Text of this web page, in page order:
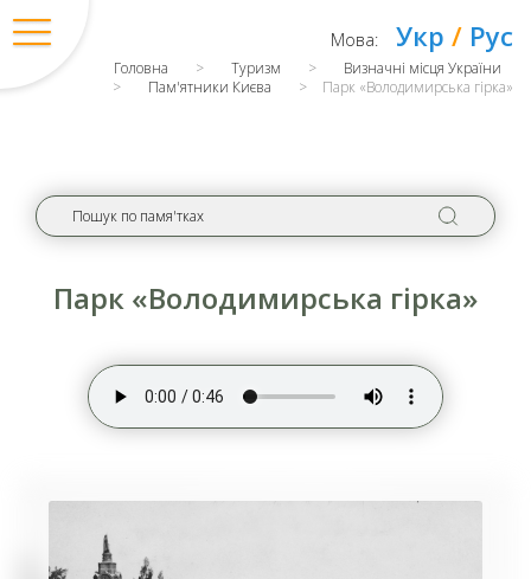
Укр / Рус
Мова:
Головна > Туризм >
Визначні місця України
>
Пам'ятники Києва > Парк «Володимирська гірка»
Парк «Володимирська гірка»